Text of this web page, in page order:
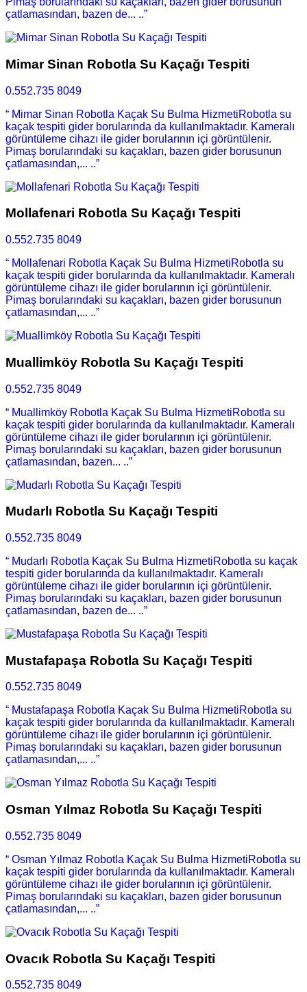
çatlamasından, bazen de... ..”
Mimar Sinan Robotla Su Kaçağı Tespiti
0.552.735 8049
“ Mimar Sinan Robotla Kaçak Su Bulma HizmetiRobotla su
kaçak tespiti gider borularında da kullanılmaktadır. Kameralı
görüntüleme cihazı ile gider borularının içi görüntülenir.
Pimaş borularındaki su kaçakları, bazen gider borusunun
çatlamasından,... ..”
Mollafenari Robotla Su Kaçağı Tespiti
0.552.735 8049
“ Mollafenari Robotla Kaçak Su Bulma HizmetiRobotla su
kaçak tespiti gider borularında da kullanılmaktadır. Kameralı
görüntüleme cihazı ile gider borularının içi görüntülenir.
Pimaş borularındaki su kaçakları, bazen gider borusunun
çatlamasından,... ..”
Muallimköy Robotla Su Kaçağı Tespiti
0.552.735 8049
“ Muallimköy Robotla Kaçak Su Bulma HizmetiRobotla su
kaçak tespiti gider borularında da kullanılmaktadır. Kameralı
görüntüleme cihazı ile gider borularının içi görüntülenir.
Pimaş borularındaki su kaçakları, bazen gider borusunun
çatlamasından, bazen... ..”
Mudarlı Robotla Su Kaçağı Tespiti
0.552.735 8049
“ Mudarlı Robotla Kaçak Su Bulma HizmetiRobotla su kaçak
tespiti gider borularında da kullanılmaktadır. Kameralı
görüntüleme cihazı ile gider borularının içi görüntülenir.
Pimaş borularındaki su kaçakları, bazen gider borusunun
çatlamasından, bazen de... ..”
Mustafapaşa Robotla Su Kaçağı Tespiti
0.552.735 8049
“ Mustafapaşa Robotla Kaçak Su Bulma HizmetiRobotla su
kaçak tespiti gider borularında da kullanılmaktadır. Kameralı
görüntüleme cihazı ile gider borularının içi görüntülenir.
Pimaş borularındaki su kaçakları, bazen gider borusunun
çatlamasından,... ..”
Osman Yılmaz Robotla Su Kaçağı Tespiti
0.552.735 8049
“ Osman Yılmaz Robotla Kaçak Su Bulma HizmetiRobotla su
kaçak tespiti gider borularında da kullanılmaktadır. Kameralı
görüntüleme cihazı ile gider borularının içi görüntülenir.
Pimaş borularındaki su kaçakları, bazen gider borusunun
çatlamasından,... ..”
Ovacık Robotla Su Kaçağı Tespiti
0.552.735 8049